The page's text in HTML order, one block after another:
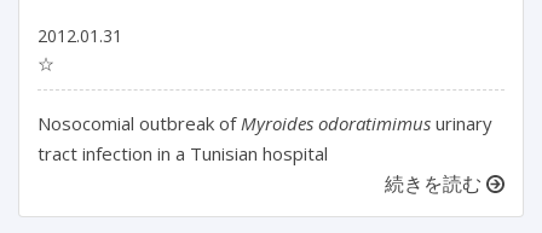
2012.01.31
☆
Nosocomial outbreak ofMyroides odoratimimus urinary
tract infection in a Tunisian hospital
続きを読む